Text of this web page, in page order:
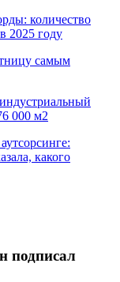
количество
2025 году
самым
000 м2
какого
подписал